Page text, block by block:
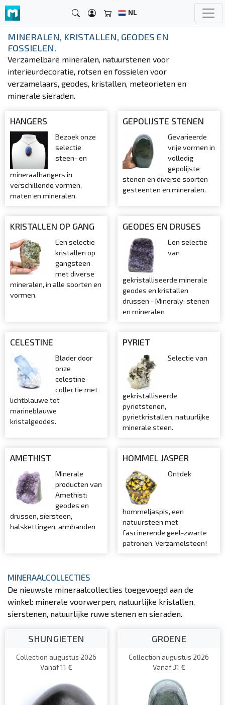
NL
MINERALEN, KRISTALLEN, GEODES EN
FOSSIELEN.
Verzamelbare mineralen, natuurstenen voor
interieurdecoratie, rotsen en fossielen voor
verzamelaars, geodes, kristallen, meteorieten en
minerale sieraden.
HANGERS
Bezoek onze
selectie
steen- en
mineraalhangers in
verschillende vormen,
maten en mineralen.
GEPOLIJSTE STENEN
Gevarieerde
vrije vormen in
volledig
gepolijste
stenen en diverse soorten
gesteenten en mineralen.
KRISTALLEN OP GANG
Een selectie
kristallen op
gangsteen
met diverse
mineralen, in alle soorten en
vormen.
GEODES EN DRUSES
Een selectie
van
gekristalliseerde minerale
geodes en kristallen
drussen - Mineraly: stenen
en mineralen
CELESTINE
Blader door
onze
celestine-
collectie met
lichtblauwe tot
marineblauwe
kristalgeodes.
PYRIET
Selectie van
gekristalliseerde
pyrietstenen,
pyrietkristallen, natuurlijke
minerale steen.
AMETHIST
Minerale
producten van
Amethist:
geodes en
drussen, siersteen,
halskettingen, armbanden
HOMMEL JASPER
Ontdek
hommeljaspis, een
natuursteen met
fascinerende geel-zwarte
patronen. Verzamelsteen!
MINERAALCOLLECTIES
De nieuwste mineraalcollecties toegevoegd aan de
winkel: minerale voorwerpen, natuurlijke kristallen,
sierstenen, natuurlijke ruwe stenen en sieraden.
SHUNGIETEN
Collection augustus 2026
Vanaf 11 €
GROENE
Collection augustus 2026
Vanaf 31 €